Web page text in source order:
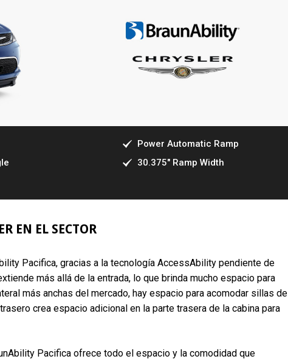
Power Automatic Ramp
30.375" Ramp Width
EN EL SECTOR
Pacifica, gracias a la tecnología AccessAbility pendiente de
más allá de la entrada, lo que brinda mucho espacio para
más anchas del mercado, hay espacio para acomodar sillas de
crea espacio adicional en la parte trasera de la cabina para
Pacifica ofrece todo el espacio y la comodidad que